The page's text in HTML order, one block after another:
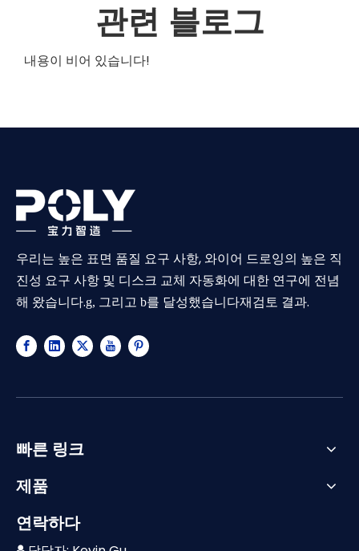
관련 블로그
내용이 비어 있습니다!
우리는 높은 표면 품질 요구 사항, 와이어 드로잉의 높은 직
진성 요구 사항 및 디스크 교체 자동화에 대한 연구에 전념
해 왔습니다.g, 그리고 b를 달성했습니다재검토 결과.
빠른 링크
제품
연락하다